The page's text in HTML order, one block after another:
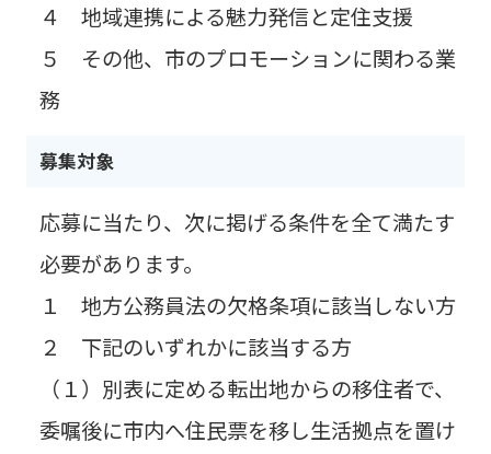
４ 地域連携による魅力発信と定住支援
５ その他、市のプロモーションに関わる業
務
募集対象
応募に当たり、次に掲げる条件を全て満たす
必要があります。
１ 地方公務員法の欠格条項に該当しない方
２ 下記のいずれかに該当する方
（１）別表に定める転出地からの移住者で、
委嘱後に市内へ住民票を移し生活拠点を置け